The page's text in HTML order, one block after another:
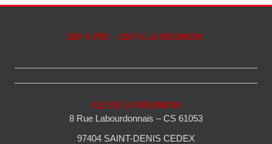
100 % PEI - 100 % LA REUNION
ILE DE LA REUNION
8 Rue Labourdonnais – CS 61053
97404 SAINT-DENIS CEDEX